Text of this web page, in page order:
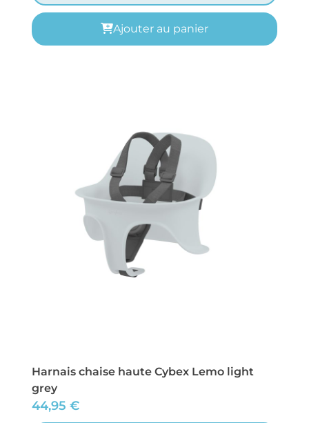
Ajouter au panier
Harnais chaise haute Cybex Lemo light
grey
44,95 €